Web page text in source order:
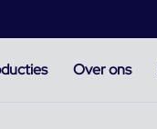
Over ons